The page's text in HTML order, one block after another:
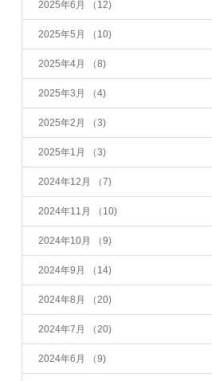
2025年6月 （12)
2025年5月 （10)
2025年4月 （8)
2025年3月 （4)
2025年2月 （3)
2025年1月 （3)
2024年12月 （7)
2024年11月 （10)
2024年10月 （9)
2024年9月 （14)
2024年8月 （20)
2024年7月 （20)
2024年6月 （9)